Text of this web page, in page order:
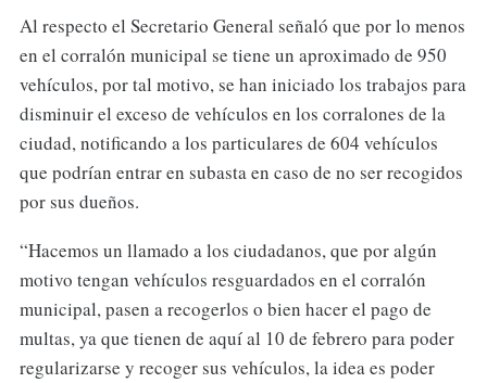
Al respecto el Secretario General señaló que por lo menos
en el corralón municipal se tiene un aproximado de 950
vehículos, por tal motivo, se han iniciado los trabajos para
disminuir el exceso de vehículos en los corralones de la
ciudad, notificando a los particulares de 604 vehículos
que podrían entrar en subasta en caso de no ser recogidos
por sus dueños.
“Hacemos un llamado a los ciudadanos, que por algún
motivo tengan vehículos resguardados en el corralón
municipal, pasen a recogerlos o bien hacer el pago de
multas, ya que tienen de aquí al 10 de febrero para poder
regularizarse y recoger sus vehículos, la idea es poder